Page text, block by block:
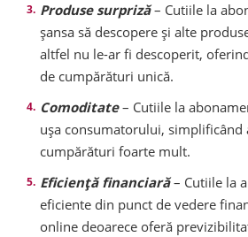
Produse surpriză– Cutiile la
șansa să descopere și alte
altfel nu le-ar fi descoperit,
de cumpărături unică.
Comoditate– Cutiile la
ușa consumatorului, simplificând
cumpărături foarte mult.
Eficiență financiară– Cutiile la
eficiente din punct de vedere
online deoarece oferă